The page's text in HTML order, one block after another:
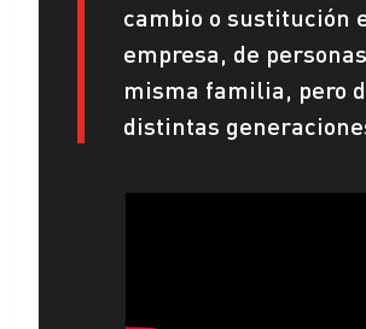
cambio o sustitución
empresa, de
misma familia, pero
distintas